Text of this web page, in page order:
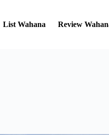
List Wahana Review